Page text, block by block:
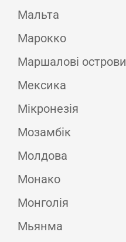
Мальта
Марокко
Маршалові острови
Мексика
Мікронезія
Мозамбік
Молдова
Монако
Монголія
Мьянма